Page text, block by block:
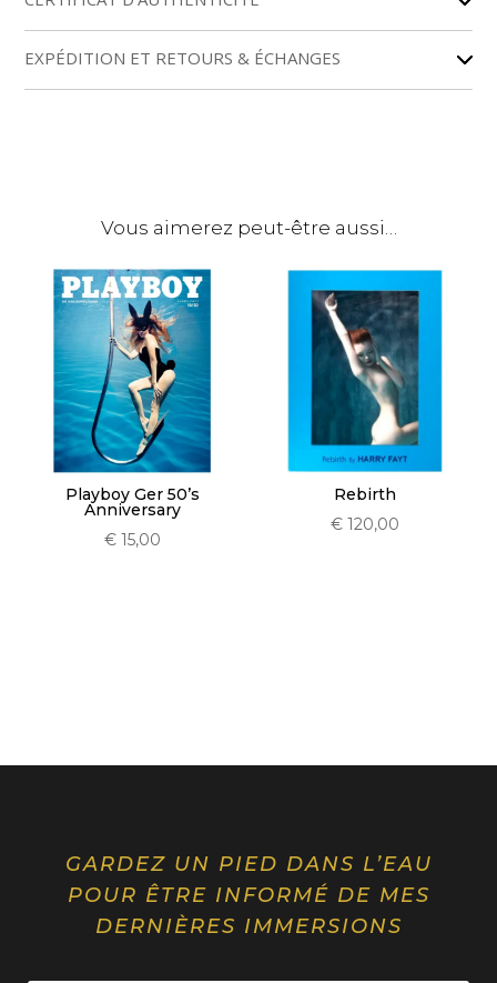
t
i
EXPÉDITION ET RETOURS & ÉCHANGES
Vous aimerez peut-être aussi…
Playboy Ger 50’s
Anniversary
€15,00
Rebirth
€120,00
GARDEZ UN PIED DANS L’EAU
POUR ÊTRE INFORMÉ DE MES
DERNIÈRES IMMERSIONS